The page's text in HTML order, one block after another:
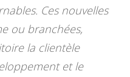
Ces nouvelles
ou branchées,
la clientèle
et le